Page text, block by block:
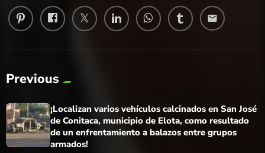
email
Previous
¡Localizan varios vehículos calcinados en San José
de Conitaca, municipio de Elota, como resultado
de un enfrentamiento a balazos entre grupos
armados!